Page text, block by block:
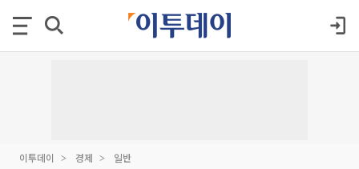
이투데이 경제 일반